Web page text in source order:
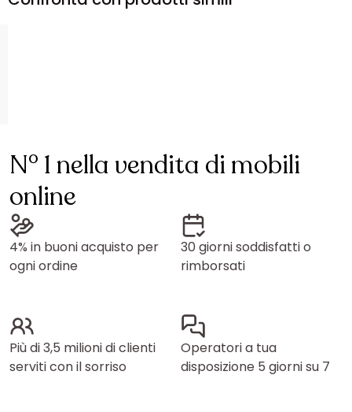
N° 1 nella vendita di mobili
online
4% in buoni acquisto per
ogni ordine
30 giorni soddisfatti o
rimborsati
Più di 3,5 milioni di clienti
serviti con il sorriso
Operatori a tua
disposizione 5 giorni su 7